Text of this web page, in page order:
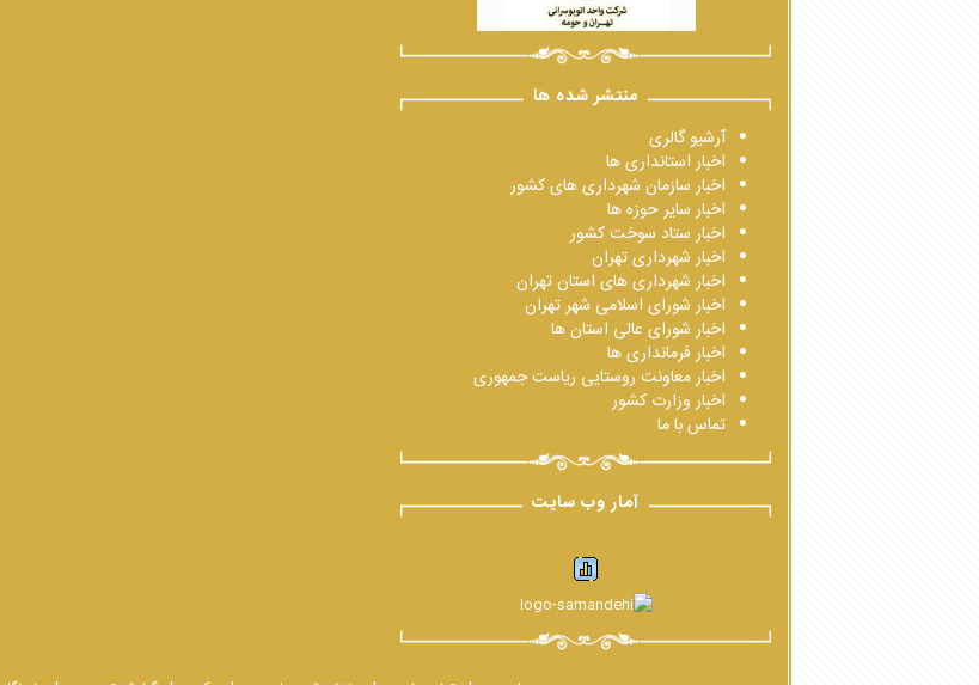
منتشر شده ها
آرشیو گالری
اخبار استانداری ها
اخبار سازمان شهرداری های کشور
اخبار سایر حوزه ها
اخبار ستاد سوخت کشور
اخبار شهرداری تهران
اخبار شهرداری های استان تهران
اخبار شورای اسلامی شهر تهران
اخبار شورای عالی استان ها
اخبار فرمانداری ها
اخبار معاونت روستایی ریاست جمهوری
اخبار وزارت کشور
تماس با ما
آمار وب سایت